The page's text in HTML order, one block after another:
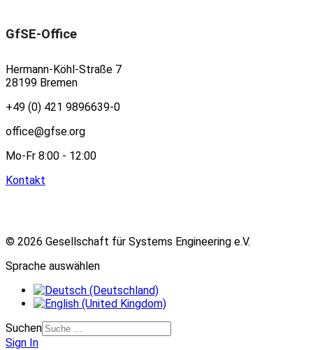
GfSE-Office
Hermann-Köhl-Straße 7
28199 Bremen
+49 (0) 421 9896639-0
office@gfse.org
Mo-Fr 8:00 - 12:00
Kontakt
© 2026 Gesellschaft für Systems Engineering e.V.
Sprache auswählen
Suchen
Sign In